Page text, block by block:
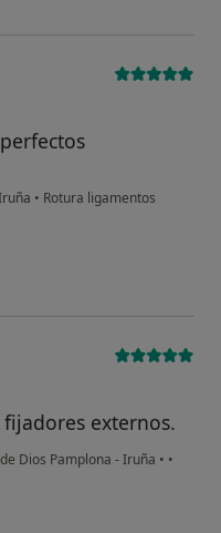
• Rotura ligamentos
externos.
Dios Pamplona - Iruña • •